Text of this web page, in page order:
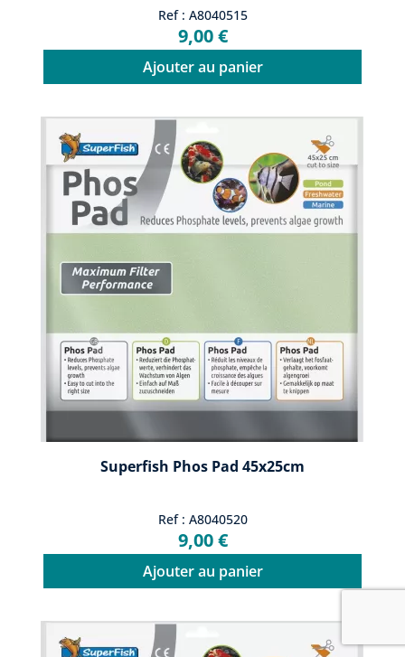
Ref : A8040515
9,00 €
Ajouter au panier
Superfish Phos Pad 45x25cm
Ref : A8040520
9,00 €
Ajouter au panier